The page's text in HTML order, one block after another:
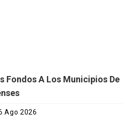
Fondos A Los Municipios De
Ago 2026